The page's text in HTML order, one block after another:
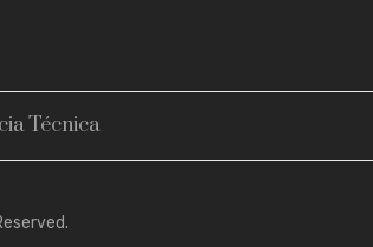
Técnica